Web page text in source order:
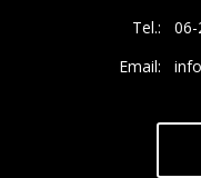
Tel.:
Email: